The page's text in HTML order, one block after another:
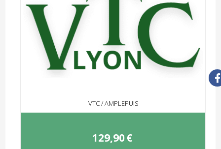
VTC / AMPLEPUIS
129,90€